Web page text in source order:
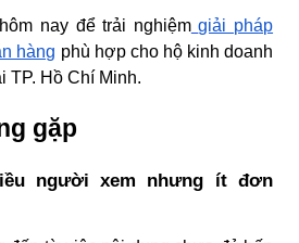
nay để trải nghiệm giải pháp
hàng phù hợp cho hộ kinh doanh
TP. Hồ Chí Minh.
gặp
người xem nhưng ít đơn